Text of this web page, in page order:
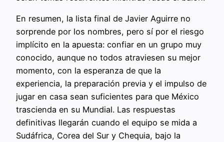
En resumen, la lista final de Javier Aguirre no
sorprende por los nombres, pero sí por el riesgo
implícito en la apuesta: confiar en un grupo muy
conocido, aunque no todos atraviesen su mejor
momento, con la esperanza de que la
experiencia, la preparación previa y el impulso de
jugar en casa sean suficientes para que México
trascienda en su Mundial. Las respuestas
definitivas llegarán cuando el equipo se mida a
Sudáfrica, Corea del Sur y Chequia, bajo la